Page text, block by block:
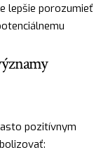
lepšie porozumieť
pozitívnym